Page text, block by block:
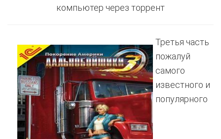
компьютер через торрент
Третья часть
пожалуй
самого
известного и
популярного